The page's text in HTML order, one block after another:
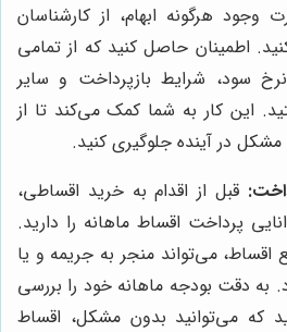
وجود هرگونه ابهام، از کارشناسان
اطمینان حاصل کنید که از تمامی
سود، شرایط بازپرداخت و سایر
این کار به شما کمک می‌کند تا از
مشکل در آینده جلوگیری کنید.
قبل از اقدام به خرید اقساطی،
پرداخت اقساط ماهانه را دارید.
اقساط، می‌تواند منجر به جریمه و یا
به دقت بودجه ماهانه خود را بررسی
که می‌توانید بدون مشکل، اقساط